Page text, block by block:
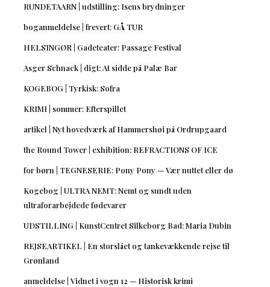
RUNDETAARN | udstilling: Isens brydninger
boganmeldelse | frevert: GÅ TUR
HELSINGØR | Gadeteater: Passage Festival
Asger Schnack | digt: At sidde på Palæ Bar
KOGEBOG | Tyrkisk: Sofra
KRIMI | sommer: Efterspillet
artikel | Nyt hovedværk af Hammershøi på Ordrupgaard
the Round Tower | exhibition: REFRACTIONS OF ICE
for børn | TEGNESERIE: Pony Pony — Vær nuttet eller dø
Kogebog | ULTRA NEMT: Nemt og sundt uden
ultraforarbejdede fødevarer
UDSTILLING | KunstCentret Silkeborg Bad: Maria Dubin
REJSEARTIKEL | En storslået og tankevækkende rejse til
Grønland
anmeldelse | Vidnet i vogn 12 — Historisk krimi